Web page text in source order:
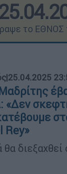
το
|25.04.2025
«Δεν
Rey»
θα διεξαχθεί